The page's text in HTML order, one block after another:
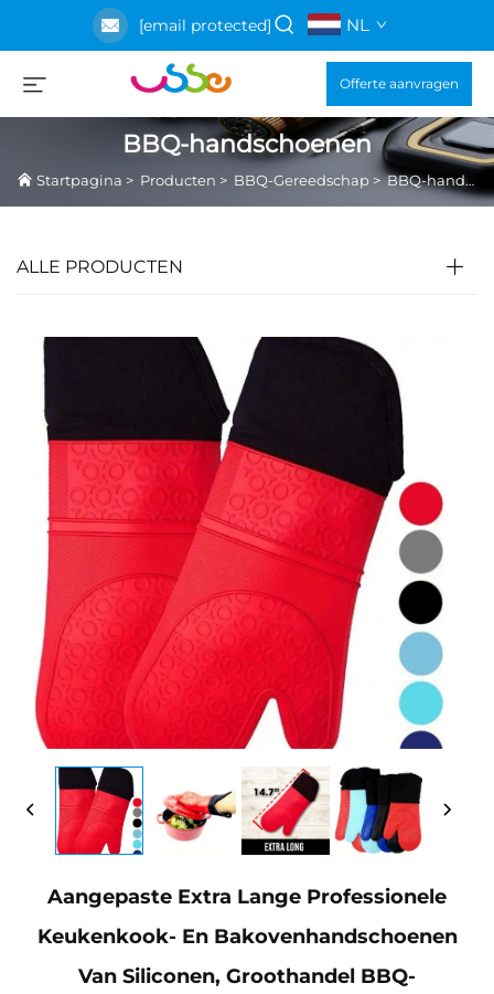
[email protected] NL
Offerte aanvragen
BBQ-handschoenen
Startpagina > Producten > BBQ-Gereedschap >BBQ-handschoenen
ALLE PRODUCTEN
Aangepaste Extra Lange Professionele
Keukenkook- En Bakovenhandschoenen
Van Siliconen, Groothandel BBQ-